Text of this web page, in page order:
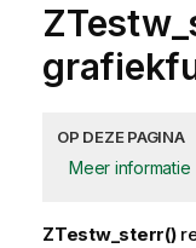
OP DEZE PAGINA
Meer informatie
ZTestw_sterr()